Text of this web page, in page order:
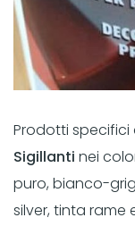
Prodotti specifici
Sigillanti nei
puro, bianco-
silver, tinta rame